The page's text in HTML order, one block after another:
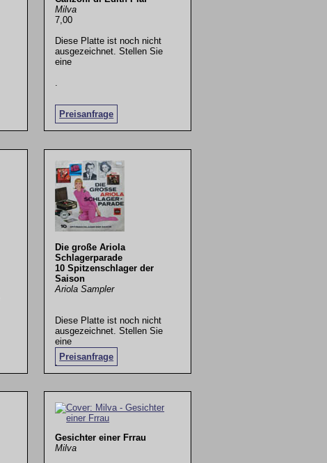
Milva
7,00
Diese Platte ist noch nicht
ausgezeichnet. Stellen Sie
eine
Preisanfrage
Die große Ariola
Schlagerparade
10 Spitzenschlager der
Saison
Ariola Sampler
Diese Platte ist noch nicht
ausgezeichnet. Stellen Sie
eine
Preisanfrage
.
Gesichter einer Frrau
Milva